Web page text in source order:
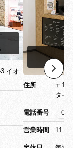
イオ
住所
〒
タイ
電話番号 03-
営業時間